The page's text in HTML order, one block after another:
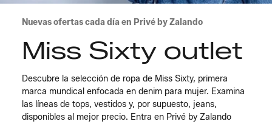
Nuevas ofertas cada día en Privé by Zalando
Miss Sixty outlet
Descubre la selección de ropa de Miss Sixty, primera
marca mundical enfocada en denim para mujer. Examina
las líneas de tops, vestidos y, por supuesto, jeans,
disponibles al mejor precio. Entra en Privé by Zalando